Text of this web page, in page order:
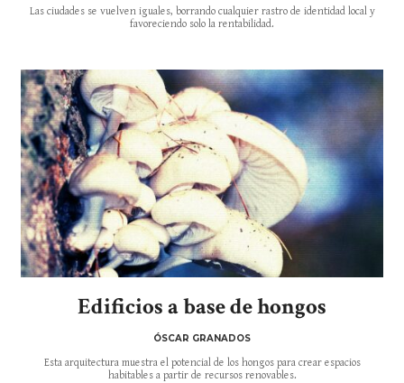
Las ciudades se vuelven iguales, borrando cualquier rastro de identidad local y
favoreciendo solo la rentabilidad.
Edificios a base de hongos
ÓSCAR GRANADOS
Esta arquitectura muestra el potencial de los hongos para crear espacios
habitables a partir de recursos renovables.